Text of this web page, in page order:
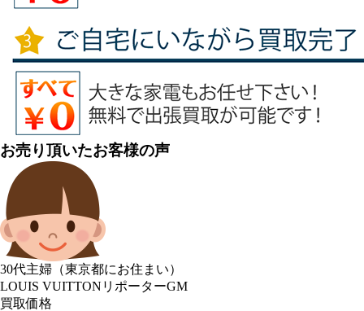
お売り頂いたお客様の声
30代主婦（東京都にお住まい）
LOUIS VUITTONリポーターGM
買取価格